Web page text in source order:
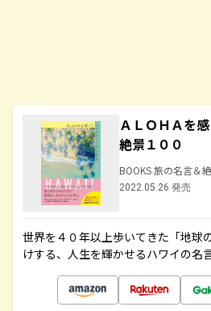
ＡＬＯＨＡを
絶景１００
BOOKS 旅の名言＆
2022.05.26 発売
世界を４０年以上歩いてきた「地球
けする、人生を輝かせるハワイの名